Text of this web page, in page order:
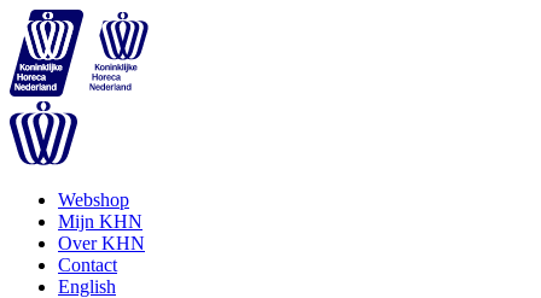
Webshop
Mijn KHN
Over KHN
Contact
English